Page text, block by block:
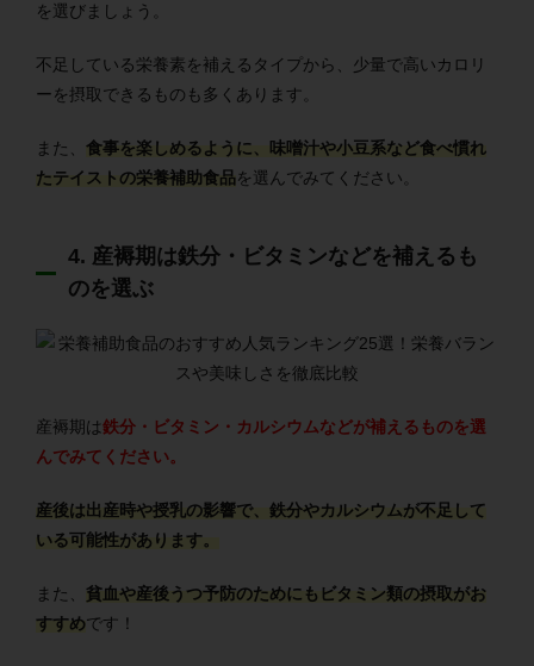
を選びましょう。
不足している栄養素を補えるタイプから、少量で高いカロリ
ーを摂取できるものも多くあります。
また、 食事を楽しめるように、味噌汁や小豆系など食べ慣れ
たテイストの栄養補助食品を選んでみてください。
4. 産褥期は鉄分・ビタミンなどを補えるも
のを選ぶ
産褥期は鉄分・ビタミン・カルシウムなどが補えるものを選
んでみてください。
産後は出産時や授乳の影響で、鉄分やカルシウムが不足して
いる可能性があります。
また、 貧血や産後うつ予防のためにもビタミン類の摂取がお
すすめです！